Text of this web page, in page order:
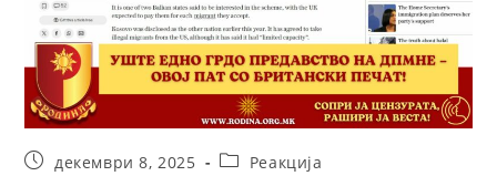
декември 8, 2025 Реакција